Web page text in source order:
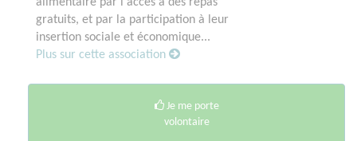
gratuits, et par la participation à leur
insertion sociale et économique...
Plus sur cette association
Je me porte
volontaire